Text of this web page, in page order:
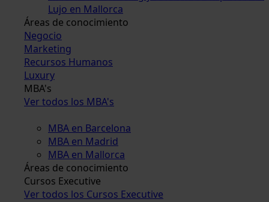
Lujo en Mallorca
Áreas de conocimiento
Negocio
Marketing
Recursos Humanos
Luxury
MBA's
Ver todos los MBA's
MBA en Barcelona
MBA en Madrid
MBA en Mallorca
Áreas de conocimiento
Cursos Executive
Ver todos los Cursos Executive